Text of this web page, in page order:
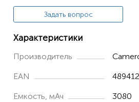
H22 1D alpha
H22 1D qwerty
H22 2D alpha
H22 2D qwerty
H-25 1D
Задать вопрос
Характеристики
Производитель
EAN
Емкость, мАч 3080